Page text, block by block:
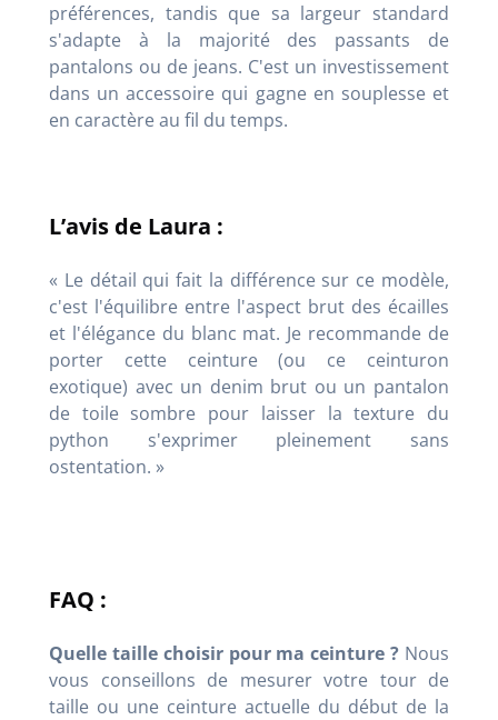
préférences, tandis que sa largeur standard
s'adapte à la majorité des passants de
pantalons ou de jeans. C'est un investissement
dans un accessoire qui gagne en souplesse et
en caractère au fil du temps.
L’avis de Laura :
« Le détail qui fait la différence sur ce modèle,
c'est l'équilibre entre l'aspect brut des écailles
et l'élégance du blanc mat. Je recommande de
porter cette ceinture (ou ce ceinturon
exotique) avec un denim brut ou un pantalon
de toile sombre pour laisser la texture du
python s'exprimer pleinement sans
ostentation. »
FAQ :
Quelle taille choisir pour ma ceinture ? Nous
vous conseillons de mesurer votre tour de
taille ou une ceinture actuelle du début de la